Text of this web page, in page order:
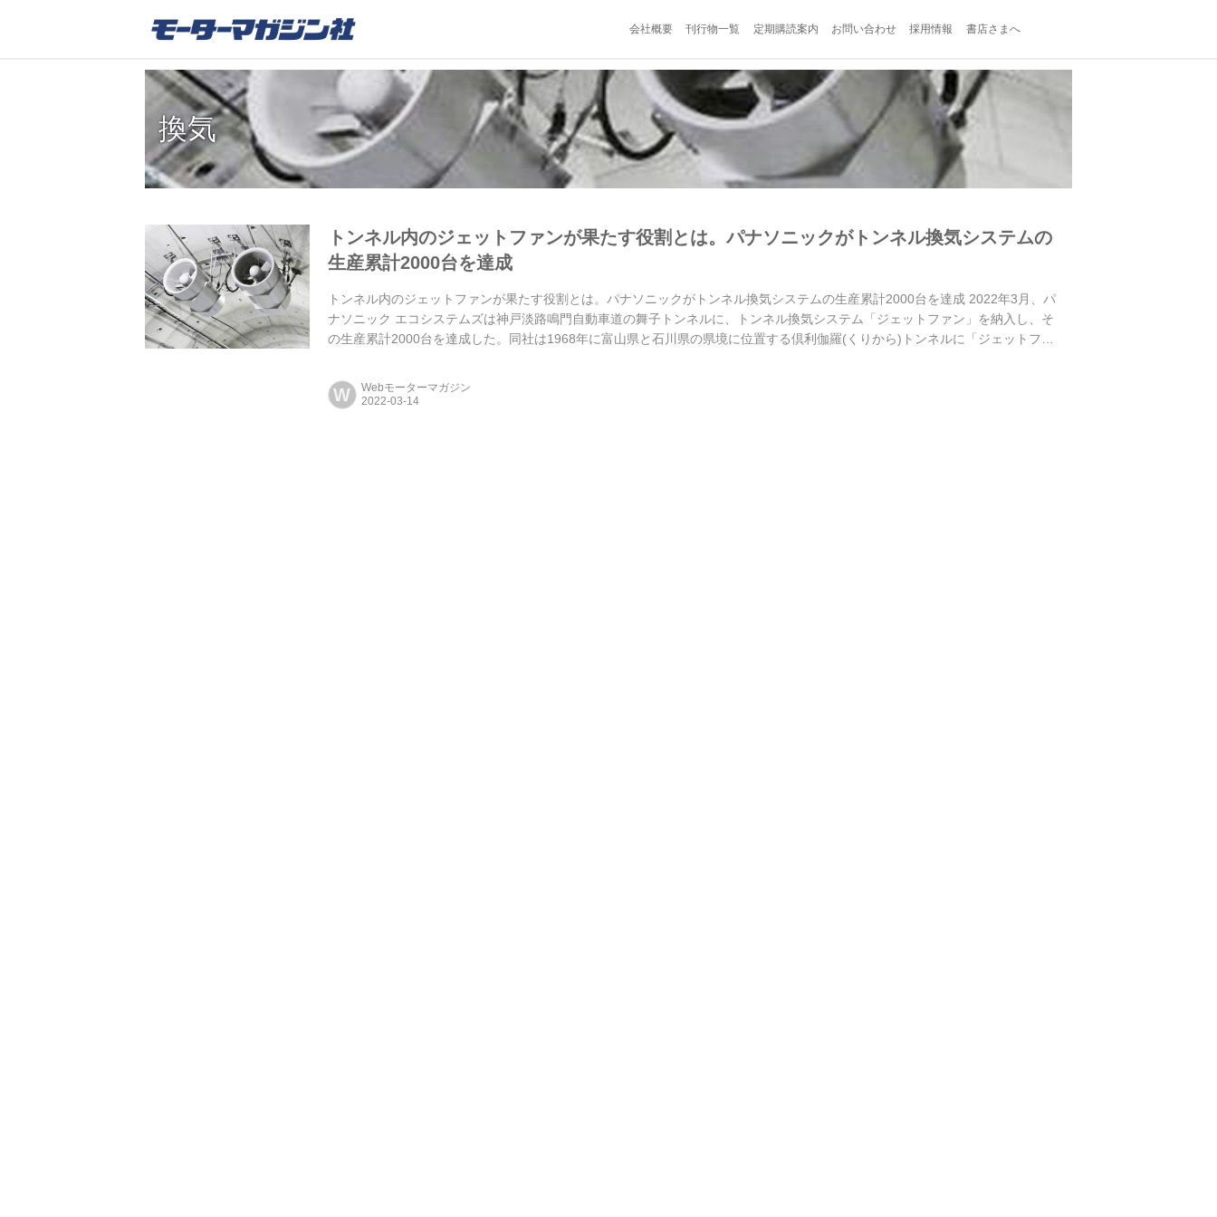
会社概要 刊行物一覧 定期購読案内 お問い合わせ 採用情報 書店さまへ
換気
トンネル内のジェットファンが果たす役割とは。パナソニックがトンネル換気システムの
生産累計2000台を達成
トンネル内のジェットファンが果たす役割とは。パナソニックがトンネル換気システムの生産累計2000台を達成 2022年3月、パ
ナソニック エコシステムズは神戸淡路鳴門自動車道の舞子トンネルに、トンネル換気システム「ジェットファン」を納入し、そ
の生産累計2000台を達成した。同社は1968年に富山県と石川県の県境に位置する倶利伽羅(くりから)トンネルに「ジェットファ
W Webモーターマガジン